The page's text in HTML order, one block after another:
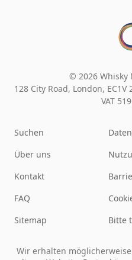
© 2026 Whisky
128 City Road, London, EC1V
VAT
Suchen
Über uns
Kontakt
FAQ
Sitemap
Bitte
Wir erhalten